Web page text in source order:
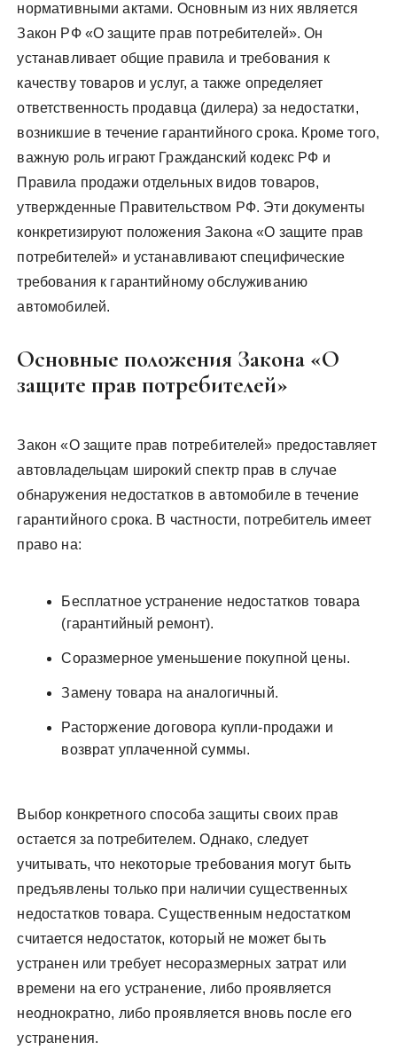
нормативными актами. Основным из них является
Закон РФ «О защите прав потребителей». Он
устанавливает общие правила и требования к
качеству товаров и услуг, а также определяет
ответственность продавца (дилера) за недостатки,
возникшие в течение гарантийного срока. Кроме того,
важную роль играют Гражданский кодекс РФ и
Правила продажи отдельных видов товаров,
утвержденные Правительством РФ. Эти документы
конкретизируют положения Закона «О защите прав
потребителей» и устанавливают специфические
требования к гарантийному обслуживанию
автомобилей.
Основные положения Закона «О
защите прав потребителей»
Закон «О защите прав потребителей» предоставляет
автовладельцам широкий спектр прав в случае
обнаружения недостатков в автомобиле в течение
гарантийного срока. В частности, потребитель имеет
право на:
Бесплатное устранение недостатков товара
(гарантийный ремонт).
Соразмерное уменьшение покупной цены.
Замену товара на аналогичный.
Расторжение договора купли-продажи и
возврат уплаченной суммы.
Выбор конкретного способа защиты своих прав
остается за потребителем. Однако, следует
учитывать, что некоторые требования могут быть
предъявлены только при наличии существенных
недостатков товара. Существенным недостатком
считается недостаток, который не может быть
устранен или требует несоразмерных затрат или
времени на его устранение, либо проявляется
неоднократно, либо проявляется вновь после его
устранения.